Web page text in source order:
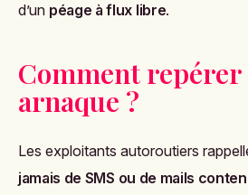
d’un péage à flux libre.
Comment repérer
arnaque ?
Les exploitants autoroutiers
jamais de SMS ou de mails